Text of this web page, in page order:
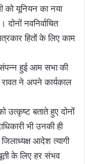
को यूनियन का नया
नवनिर्वाचित
हितों के लिए काम
हुई आम सभा की
रावत ने अपने कार्यकाल
उत्कृष्ट बताते हुए दोनों
भी उनकी ही
आदेश त्यागी
के लिए हर संभव